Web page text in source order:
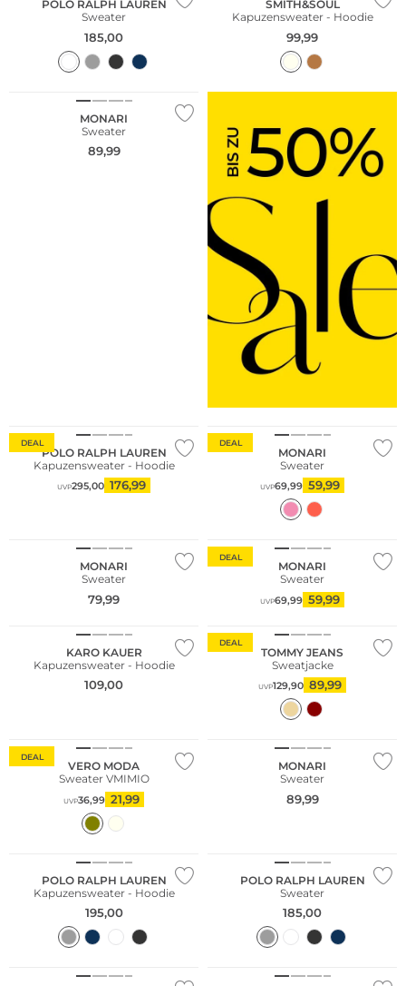
POLO RALPH LAUREN
Sweater
185,00
SMITH&SOUL
Kapuzensweater - Hoodie
99,99
MONARI
Sweater
89,99
DEAL
POLO RALPH LAUREN
Kapuzensweater - Hoodie
UVP295,00 176,99
DEAL
Große Größen
MONARI
Sweater
UVP69,99 59,99
MONARI
Sweater
79,99
DEAL
MONARI
Sweater
UVP69,99 59,99
KARO KAUER
Kapuzensweater - Hoodie
109,00
DEAL
TOMMY JEANS
Sweatjacke
UVP129,90 89,99
DEAL
VERO MODA
Sweater VMIMIO
UVP36,99 21,99
MONARI
Sweater
89,99
POLO RALPH LAUREN
Kapuzensweater - Hoodie
195,00
POLO RALPH LAUREN
Sweater
185,00